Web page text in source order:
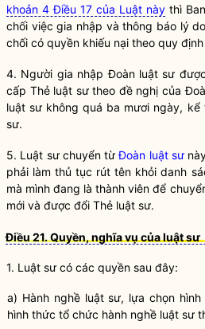
khoản 4 Điều 17 của Luật này thì
chối việc gia nhập và thông báo lý
chối có quyền khiếu nại theo quy
4. Người gia nhậpĐoàn luật sư
cấp Thẻ luật sư theo đề nghị của
luật sư không quá ba mươi ngày,
sư.
5. Luật sư chuyển từĐoàn luật sư
phải làm thủ tục rút tên khỏi danh
mà mình đang là thành viên để
mới và được đổi Thẻ luật sư.
Điều 21. Quyền, nghĩa vụ của luật sư
1. Luật sư có các quyền sau đây:
a) Hành nghề luật sư, lựa chọn hình
hình thức tổ chức hành nghề luật sư